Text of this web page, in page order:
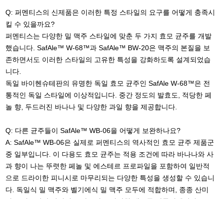
Q: 퍼멘티스의 신제품은 이러한 특정 스타일의 요구를 어떻게 충족시
킬 수 있을까요?
퍼멘티스는 다양한 밀 맥주 스타일에 맞춘 두 가지 효모 균주를 개발
했습니다. SafAle™ W-68™과 SafAle™ BW-20은 맥주의 본질을 보
존하면서도 이러한 스타일의 고유한 특성을 강화하도록 설계되었습
니다.
독일 바이헨슈테판의 유명한 독일 효모 균주인 SafAle W-68™은 전
통적인 독일 스타일에 이상적입니다. 중간 정도의 발효도, 적당한 페
놀 향, 두드러진 바나나 및 다양한 과일 향을 제공합니다.
Q: 다른 균주들이 SafAle™ WB-06을 어떻게 보완하나요?
A: SafAle™ WB-06은 실제로 퍼멘티스의 역사적인 효모 균주 제품군
중 일부입니다. 이 다용도 효모 균주는 적용 조건에 따라 바나나와 사
과 향이 나는 뚜렷한 페놀 및 에스테르 프로파일을 포함하여 일반적
으로 드라이한 피니시로 마무리되는 다양한 특성을 생성할 수 있습니
다. 독일식 밀 맥주와 벨기에식 밀 맥주 모두에 적합하며, 종종 산미